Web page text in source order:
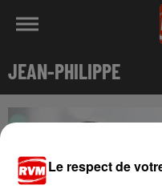
JEAN-PHILIPPE
Le respect de